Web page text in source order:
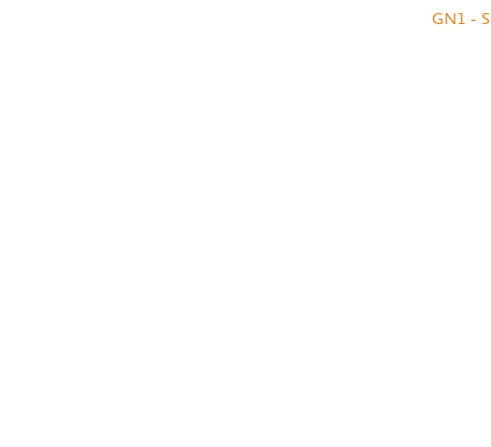
GN1 -